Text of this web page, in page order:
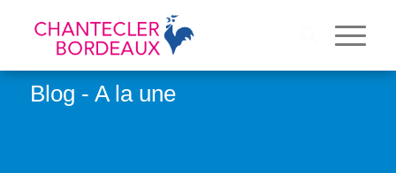
Blog - A la une